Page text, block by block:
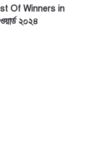
Of Winners in
২০২৪